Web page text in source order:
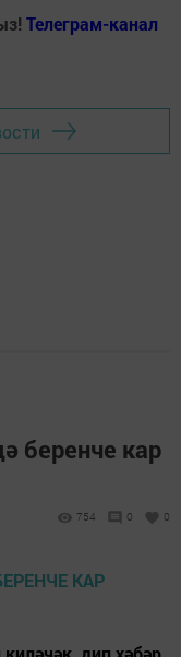
Телеграм-канал
беренче кар
754 0 0